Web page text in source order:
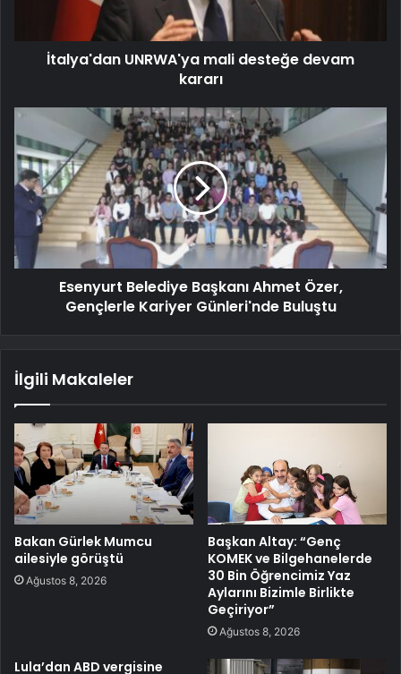
İtalya'dan UNRWA'ya mali desteğe devam
kararı
Esenyurt Belediye Başkanı Ahmet Özer,
Gençlerle Kariyer Günleri'nde Buluştu
İlgili Makaleler
Bakan Gürlek Mumcu
ailesiyle görüştü
Ağustos 8, 2026
Başkan Altay: “Genç
KOMEK ve Bilgehanelerde
30 Bin Öğrencimiz Yaz
Aylarını Bizimle Birlikte
Geçiriyor”
Ağustos 8, 2026
Lula’dan ABD vergisine